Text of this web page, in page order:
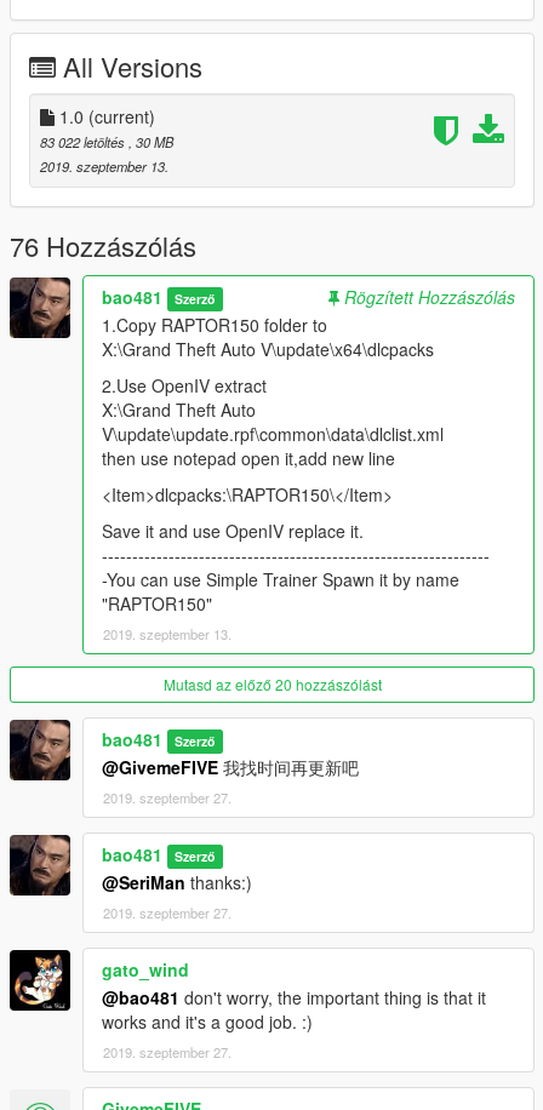
- Any commercial use is prohibited!
阿里噶多大(sha)老(bi)板老海参提供此福利！
欢迎来QQ群打嘴炮(QQ Group)：480854288
All Versions
1.0 (current)
83 022 letöltés , 30 MB
2019. szeptember 13.
76 Hozzászólás
bao481 Szerző
Rögzített Hozzászólás
1.Copy RAPTOR150 folder to
X:\Grand Theft Auto V\update\x64\dlcpacks
2.Use OpenIV extract
X:\Grand Theft Auto
V\update\update.rpf\common\data\dlclist.xml
then use notepad open it,add new line
<Item>dlcpacks:\RAPTOR150\</Item>
Save it and use OpenIV replace it.
----------------------------------------------------------------
-You can use Simple Trainer Spawn it by name
"RAPTOR150"
2019. szeptember 13.
Mutasd az előző 20 hozzászólást
bao481 Szerző
@GivemeFIVE 我找时间再更新吧
2019. szeptember 27.
bao481 Szerző
@SeriMan thanks:)
2019. szeptember 27.
gato_wind
@bao481 don't worry, the important thing is that it
works and it's a good job. :)
2019. szeptember 27.